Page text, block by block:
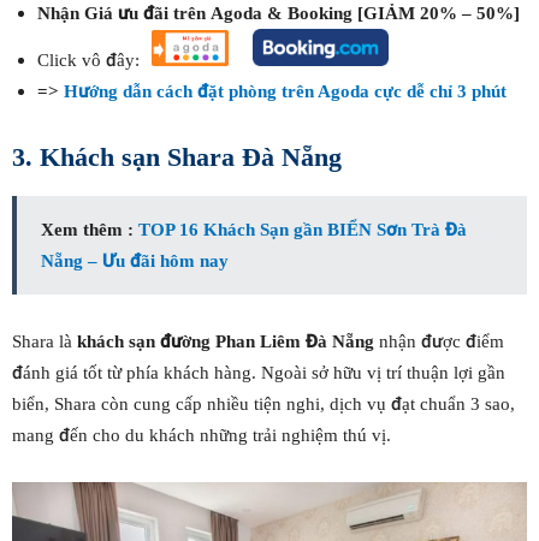
Nhận Giá ưu đãi trên Agoda & Booking [GIẢM 20% – 50%]
Click vô đây:
=> Hướng dẫn cách đặt phòng trên Agoda cực dễ chỉ 3 phút
3. Khách sạn Shara Đà Nẵng
Xem thêm : TOP 16 Khách Sạn gần BIỂN Sơn Trà Đà
Nẵng – Ưu đãi hôm nay
Shara là khách sạn đường Phan Liêm Đà Nẵng nhận được điểm
đánh giá tốt từ phía khách hàng. Ngoài sở hữu vị trí thuận lợi gần
biển, Shara còn cung cấp nhiều tiện nghi, dịch vụ đạt chuẩn 3 sao,
mang đến cho du khách những trải nghiệm thú vị.